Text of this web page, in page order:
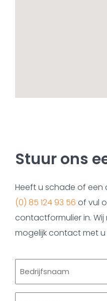
Stuur ons
Heeft u schade of een
(0) 85 124 93 56 of vul
contactformulier in.
mogelijk contact met u
Bedrijfsnaam